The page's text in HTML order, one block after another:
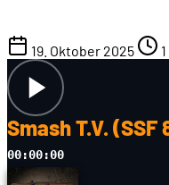
19. Oktober 2025
Smash T.V. (SSF
00:00:00